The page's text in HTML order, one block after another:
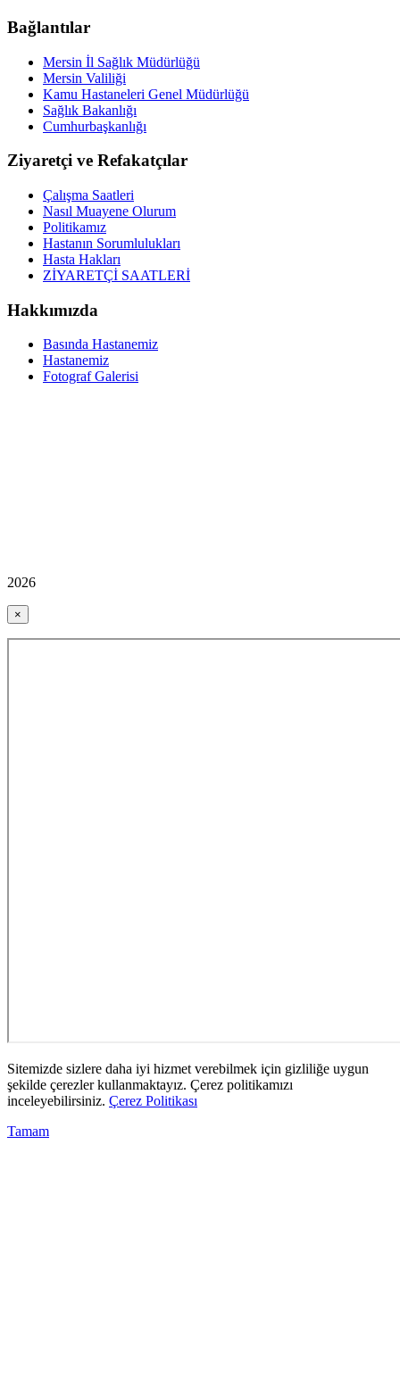
Bağlantılar
Mersin İl Sağlık Müdürlüğü
Mersin Valiliği
Kamu Hastaneleri Genel Müdürlüğü
Sağlık Bakanlığı
Cumhurbaşkanlığı
Ziyaretçi ve Refakatçılar
Çalışma Saatleri
Nasıl Muayene Olurum
Politikamız
Hastanın Sorumlulukları
Hasta Hakları
ZİYARETÇİ SAATLERİ
Hakkımızda
Basında Hastanemiz
Hastanemiz
Fotograf Galerisi
2026
×
Sitemizde sizlere daha iyi hizmet verebilmek için gizliliğe uygun
şekilde çerezler kullanmaktayız. Çerez politikamızı
inceleyebilirsiniz. Çerez Politikası
Tamam